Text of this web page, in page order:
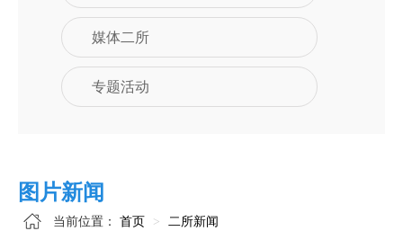
媒体二所
专题活动
图片新闻
当前位置： 首页 二所新闻